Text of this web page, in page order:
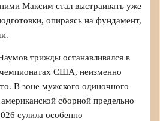
Максим стал выстраивать уже
опираясь на фундамент,
трижды останавливался в
чемпионатах США, неизменно
В зоне мужского одиночного
сборной предельно
сулила особенно